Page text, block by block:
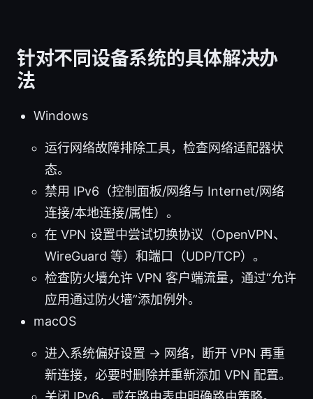
针对不同设备系统的具体解决办
法
Windows
运行网络故障排除工具，检查网络适配器状
态。
禁用 IPv6（控制面板/网络与 Internet/网络
连接/本地连接/属性）。
在 VPN 设置中尝试切换协议（OpenVPN、
WireGuard 等）和端口（UDP/TCP）。
检查防火墙允许 VPN 客户端流量，通过“允许
应用通过防火墙”添加例外。
macOS
进入系统偏好设置 -> 网络，断开 VPN 再重
新连接，必要时删除并重新添加 VPN 配置。